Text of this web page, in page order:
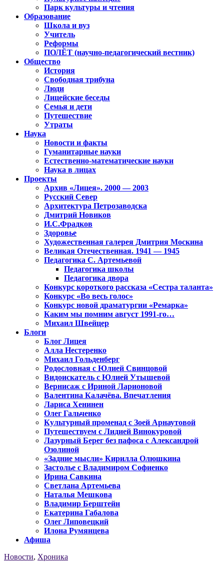
Парк культуры и чтения
Образование
Школа и вуз
Учитель
Реформы
ПОЛЁТ (научно-педагогический вестник)
Общество
История
Свободная трибуна
Люди
Лицейские беседы
Семья и дети
Путешествие
Утраты
Наука
Новости и факты
Гуманитарные науки
Естественно-математические науки
Наука в лицах
Проекты
Архив «Лицея». 2000 — 2003
Русский Север
Архитектура Петрозаводска
Дмитрий Новиков
И.С.Фрадков
Здоровье
Художественная галерея Дмитрия Москина
Великая Отечественная. 1941 — 1945
Педагогика С. Артемьевой
Педагогика школы
Педагогика двора
Конкурс короткого рассказа «Сестра таланта»
Конкурс «Во весь голос»
Конкурс новой драматургии «Ремарка»
Каким мы помним август 1991-го…
Михаил Швейцер
Блоги
Блог Лицея
Алла Нестеренко
Михаил Гольденберг
Родословная с Юлией Свинцовой
Видоискатель с Юлией Утышевой
Вернисаж с Ириной Ларионовой
Валентина Калачёва. Впечатления
Лариса Хенинен
Олег Гальченко
Культурный променад с Зоей Арнаутовой
Путешествуем с Лидией Винокуровой
Лазурный Берег без пафоса с Александрой
Озолиной
«Задние мысли» Кирилла Олюшкина
Застолье с Владимиром Софиенко
Ирина Савкина
Светлана Артемьева
Наталья Мешкова
Владимир Берштейн
Екатерина Габалова
Олег Липовецкий
Илона Румянцева
Афиша
Новости, Хроника